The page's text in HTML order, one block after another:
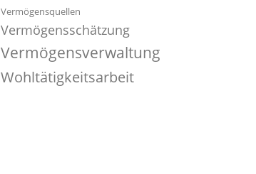
Vermögensquellen
Vermögensschätzung
Vermögensverwaltung
Wohltätigkeitsarbeit